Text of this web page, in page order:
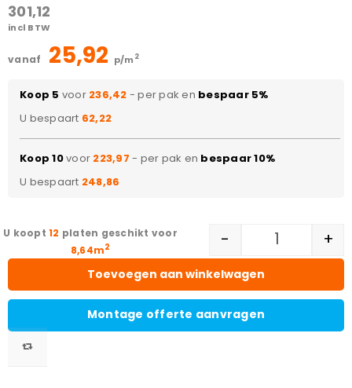
301,12
incl BTW
vanaf 25,92 p/m 2
Koop 5 voor 236,42 - per pak en bespaar 5%
U bespaart 62,22
Koop 10voor 223,97 - per pak en bespaar 10%
U bespaart 248,86
- +
Toevoegen aan winkelwagen
Montage offerte aanvragen
12 platen geschikt voor
8,64m2